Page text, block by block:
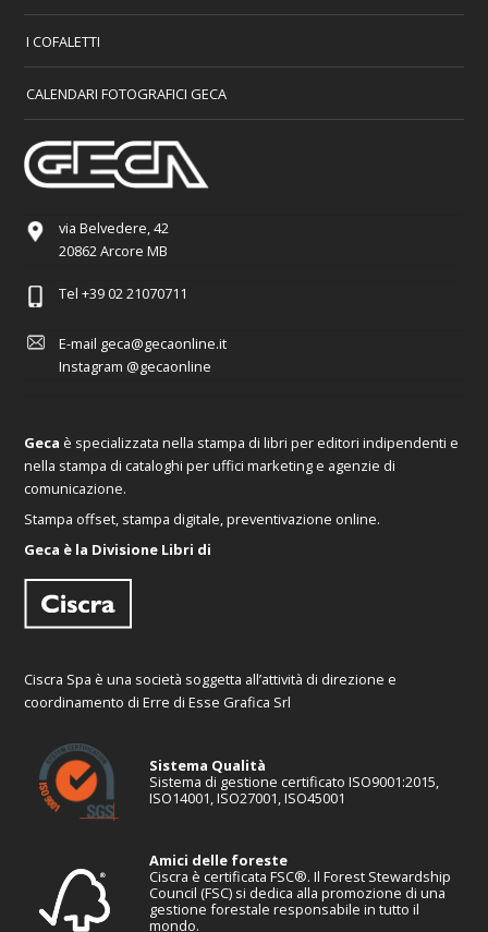
I COFALETTI
CALENDARI FOTOGRAFICI GECA
via Belvedere, 42
20862 Arcore MB
Tel +39 02 21070711
E-mail geca@gecaonline.it
Instagram @gecaonline
Geca è specializzata nella stampa di libri per editori indipendenti e
nella stampa di cataloghi per uffici marketing e agenzie di
comunicazione.
Stampa offset, stampa digitale, preventivazione online.
Geca è la Divisione Libri di
Ciscra Spa è una società soggetta all’attività di direzione e
coordinamento di Erre di Esse Grafica Srl
Sistema Qualità
Sistema di gestione certificato ISO9001:2015,
ISO14001, ISO27001, ISO45001
Amici delle foreste
Ciscra è certificata FSC®. Il Forest Stewardship
Council (FSC) si dedica alla promozione di una
gestione forestale responsabile in tutto il
mondo.